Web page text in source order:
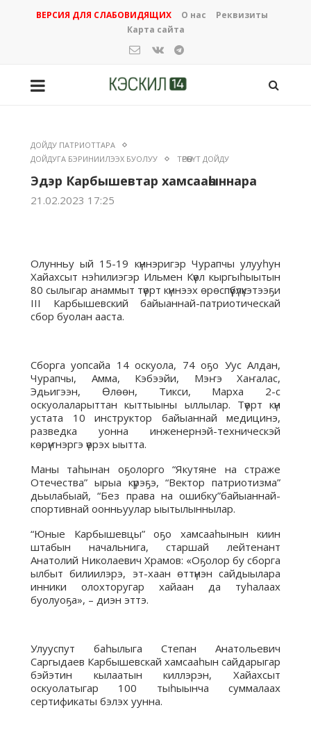
ВЕРСИЯ ДЛЯ СЛАБОВИДЯЩИХ О нас
Реквизиты
Карта сайта
ДОЙДУ ПАТРИОТТАРА
ДОЙДУГА БЭРИНИИЛЭЭХ БУОЛУУ
ТӨРӨӨБҮТ ДОЙДУ
Эдэр Карбышевтар хамсааһыннара
21.02.2023 17:25
Олунньу ый 15-19 күннэригэр Чурапчы улууһун
Хайахсыт нэһилиэгэр Ильмен Күөл кыргыһыытын
80 сылыгар анаммыт түөрт күннээх өрөспүүбүлүкэтээҕи
III Карбышевский байыаннай-патриотическай
сбор буолан ааста.
Сборга уопсайа 14 оскуола, 74 оҕо Уус Алдан,
Чурапчы, Амма, Кэбээйи, Мэҥэ Хаҥалас,
Эдьигээн, Өлөөн, Тикси, Марха 2-с
оскуолаларыттан кыттыыны ыллылар. Түөрт күн
устата 10 инструктор байыаннай медицинэ,
разведка уонна инженернэй-техническэй
көрүҥнэргэ үөрэх ыытта.
Маны таһынан оҕолорго “Якутяне на страже
Отечества” ырыа күрэҕэ, “Вектор патриотизма”
дьылабыай, “Без права на ошибку”байыаннай-
спортивнай оонньуулар ыытылыннылар.
“Юные Карбышевцы” оҕо хамсааһынын киин
штабын начальнига, старшай лейтенант
Анатолий Николаевич Храмов: «Оҕолор бу сборга
ылбыт билиилэрэ, эт-хаан өттүнэн сайдыылара
инники олохторугар хайаан да туһалаах
буолуоҕа», – диэн эттэ.
Улууспут баһылыга Степан Анатольевич
Саргыдаев Карбышевскай хамсааһын сайдарыгар
бэйэтин кылаатын киллэрэн, Хайахсыт
оскуолатыгар 100 тыһыынча суммалаах
сертификаты бэлэх уунна.